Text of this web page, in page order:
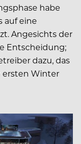
habe
auf eine
Angesichts der
Entscheidung;
dazu, das
ersten Winter